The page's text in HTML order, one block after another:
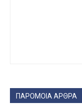
ΠΑΡΟΜΟΙΑ ΑΡΘΡΑ